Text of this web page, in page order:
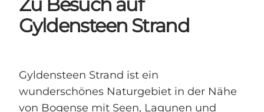
Unterkünfte
Erlebnisbuchung
Gyldensteen Strand
Gyldensteen Strand ist ein
wunderschönes Naturgebiet in der Nähe
von Bogense mit Seen, Lagunen und